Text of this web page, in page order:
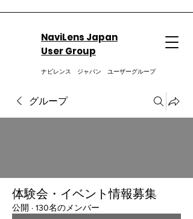
NaviLens Japan
User Group
ナビレンス ジャパン ユーザーグループ
グループ
体験会・イベント情報募集
公開 · 130名のメンバー